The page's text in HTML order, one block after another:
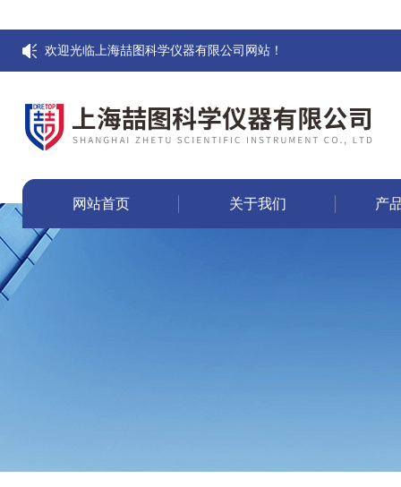
欢迎光临上海喆图科学仪器有限公司网站！
网站首页 关于我们 产